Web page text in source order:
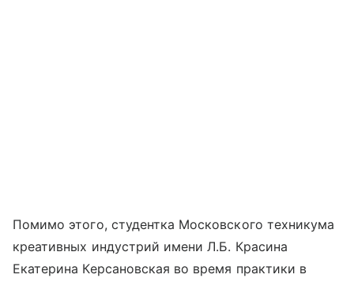
Помимо этого, студентка Московского техникума
креативных индустрий имени Л.Б. Красина
Екатерина Керсановская во время практики в